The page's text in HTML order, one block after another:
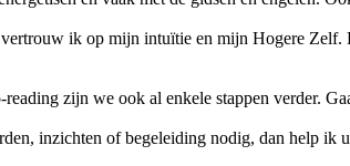
ik op mijn intuïtie en mijn Hogere Zelf.
reading zijn we ook al enkele stappen verder.
inzichten of begeleiding nodig, dan help ik